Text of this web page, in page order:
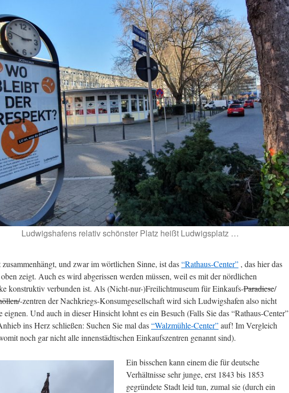
Ludwigshafens relativ schönster Platz heißt Ludwigsplatz …
zusammenhängt, und zwar im wörtlichen Sinne, ist das“Rathaus-Center” , das hier das
zeigt. Auch es wird abgerissen werden müssen, weil es mit der nördlichen
konstruktiv verbunden ist. Als (Nicht-nur-)Freilichtmuseum für Einkaufs-Paradiese/
-zentren der Nachkriegs-Konsumgesellschaft wird sich Ludwigshafen also nicht
eignen. Und auch in dieser Hinsicht lohnt es ein Besuch (Falls Sie das “Rathaus-Center”
ins Herz schließen: Suchen Sie mal das“Walzmühle-Center”auf! Im Vergleich
noch gar nicht alle innenstädtischen Einkaufszentren genannt sind).
Ein bisschen kann einem die für deutsche
Verhältnisse sehr junge, erst 1843 bis 1853
gegründete Stadt leid tun, zumal sie (durch ein